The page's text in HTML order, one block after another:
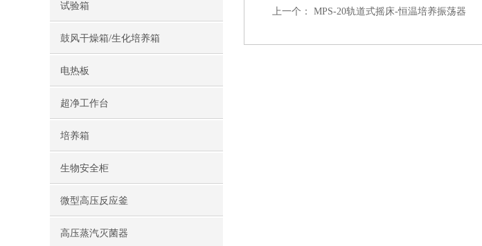
试验箱
鼓风干燥箱/生化培养箱
电热板
超净工作台
培养箱
生物安全柜
微型高压反应釜
高压蒸汽灭菌器
上一个： MPS-20轨道式摇床-恒温培养振荡器